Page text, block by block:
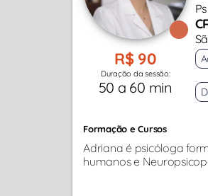
R$ 90
Duração da sessão:
50 a 60 min
Formação e Cursos
Adriana é psicóloga
humanos e